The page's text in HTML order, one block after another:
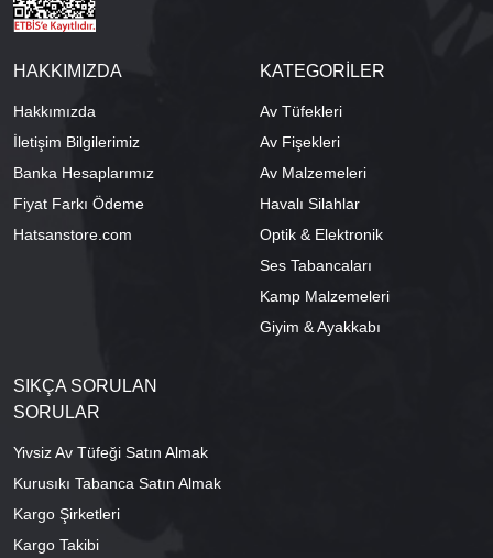
HAKKIMIZDA
Hakkımızda
İletişim Bilgilerimiz
Banka Hesaplarımız
Fiyat Farkı Ödeme
Hatsanstore.com
KATEGORİLER
Av Tüfekleri
Av Fişekleri
Av Malzemeleri
Havalı Silahlar
Optik & Elektronik
Ses Tabancaları
Kamp Malzemeleri
Giyim & Ayakkabı
SIKÇA SORULAN
SORULAR
Yivsiz Av Tüfeği Satın Almak
Kurusıkı Tabanca Satın Almak
Kargo Şirketleri
Kargo Takibi